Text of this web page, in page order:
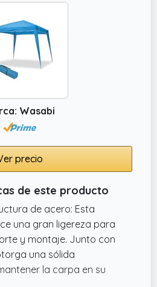
Wasabi
precio
de este producto
de acero: Esta
una gran ligereza para
y montaje. Junto con
una sólida
la carpa en su